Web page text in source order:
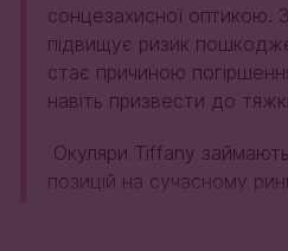
сонцезахисної оптикою.
підвищує ризик
стає причиною
навіть призвести до
Окуляри Tiffany
позицій на сучасному